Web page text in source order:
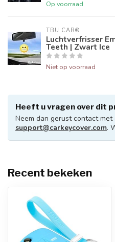
Op voorraad
TBU CAR®
Luchtverfrisser
Teeth | Zwart Ice
Niet op voorraad
Heeft u vragen over dit
Neem dan gerust contact met
support@carkeycover.com.
Recent bekeken